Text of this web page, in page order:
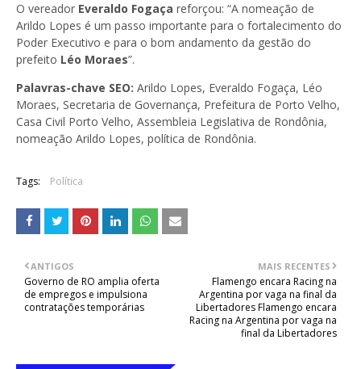
O vereador Everaldo Fogaça reforçou: “A nomeação de
Arildo Lopes é um passo importante para o fortalecimento do
Poder Executivo e para o bom andamento da gestão do
prefeito Léo Moraes”.
Palavras-chave SEO: Arildo Lopes, Everaldo Fogaça, Léo
Moraes, Secretaria de Governança, Prefeitura de Porto Velho,
Casa Civil Porto Velho, Assembleia Legislativa de Rondônia,
nomeação Arildo Lopes, política de Rondônia.
Tags: Política
MAIS RECENTES
Flamengo encara Racing na
Argentina por vaga na final da
Libertadores Flamengo encara
Racing na Argentina por vaga na
final da Libertadores
ANTIGOS
Governo de RO amplia oferta
de empregos e impulsiona
contratações temporárias